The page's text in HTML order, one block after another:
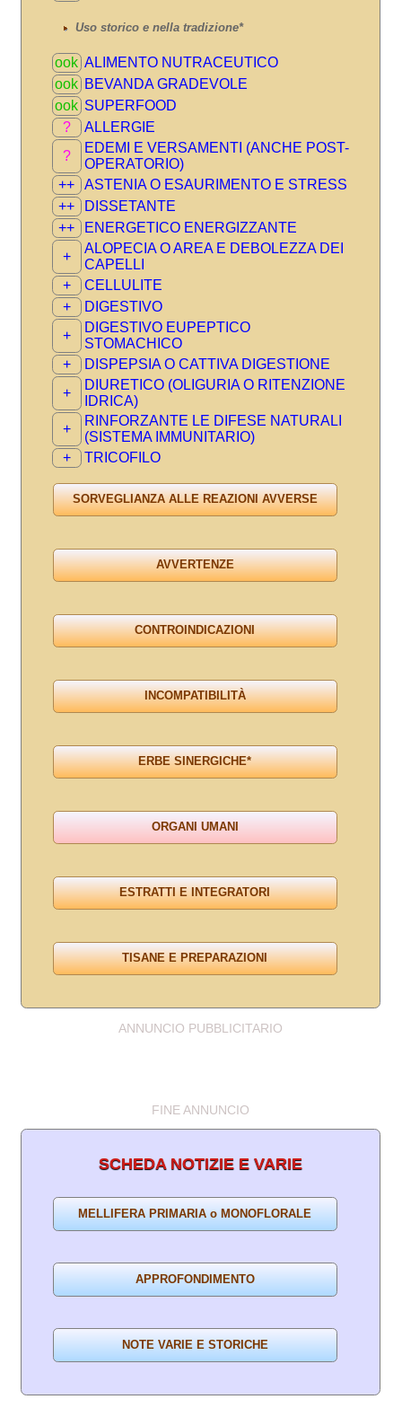
Uso storico e nella tradizione*
ook ALIMENTO NUTRACEUTICO
ook BEVANDA GRADEVOLE
ook SUPERFOOD
?
ALLERGIE
?
EDEMI E VERSAMENTI (ANCHE POST-
OPERATORIO)
++
ASTENIA O ESAURIMENTO E STRESS
++
DISSETANTE
++
ENERGETICO ENERGIZZANTE
+
ALOPECIA O AREA E DEBOLEZZA DEI
CAPELLI
+
CELLULITE
+
DIGESTIVO
+
DIGESTIVO EUPEPTICO
STOMACHICO
+
DISPEPSIA O CATTIVA DIGESTIONE
+
DIURETICO (OLIGURIA O RITENZIONE
IDRICA)
+
RINFORZANTE LE DIFESE NATURALI
(SISTEMA IMMUNITARIO)
+
TRICOFILO
ANNUNCIO PUBBLICITARIO
FINE ANNUNCIO
SCHEDA NOTIZIE E VARIE